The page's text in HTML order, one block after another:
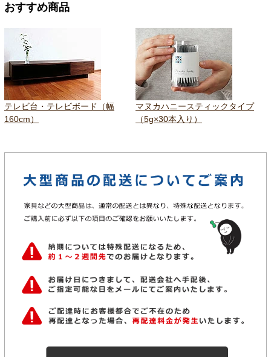
おすすめ商品
テレビ台・テレビボード（幅
160cm）
マヌカハニースティックタイプ
（5g×30本入り）